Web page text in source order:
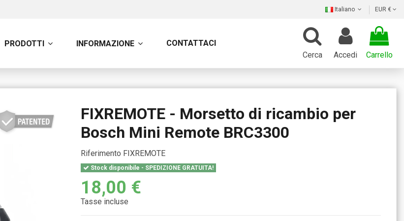
Italiano EUR €
PRODOTTI INFORMAZIONE
CONTATTACI
Cerca
Accedi Carrello
FIXREMOTE - Morsetto di ricambio per
Bosch Mini Remote BRC3300
Riferimento FIXREMOTE
Stock disponibile - SPEDIZIONE GRATUITA!
18,00 €
Tasse incluse